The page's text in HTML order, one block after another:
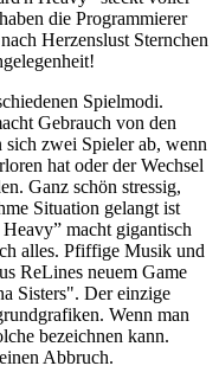
die Programmierer
Herzenslust Sternchen
Spielmodi.
Gebrauch von den
zwei Spieler ab, wenn
hat oder der Wechsel
Ganz schön stressig,
Situation gelangt ist
macht gigantisch
alles. Pfiffige Musik und
ReLines neuem Game
Sisters". Der einzige
Wenn man
bezeichnen kann.
Abbruch.